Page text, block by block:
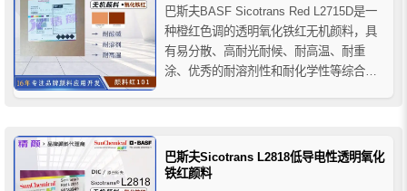
巴斯夫BASF Sicotrans Red L2715D是一
种橙红色调的透明氧化铁红无机颜料，具
有易分散、高耐光耐候、耐高温、耐重
涂、优秀的耐溶剂性和耐化学性等综合色
效果漆、木器漆、工业涂料等。
巴斯夫Sicotrans L2818低导电性透明氧化
铁红颜料